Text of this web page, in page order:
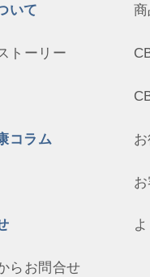
いて
トーリー
コラム
らお問合せ